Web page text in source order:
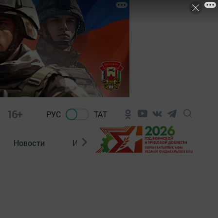
16+ РУС ТАТ
Новости Из зала суда